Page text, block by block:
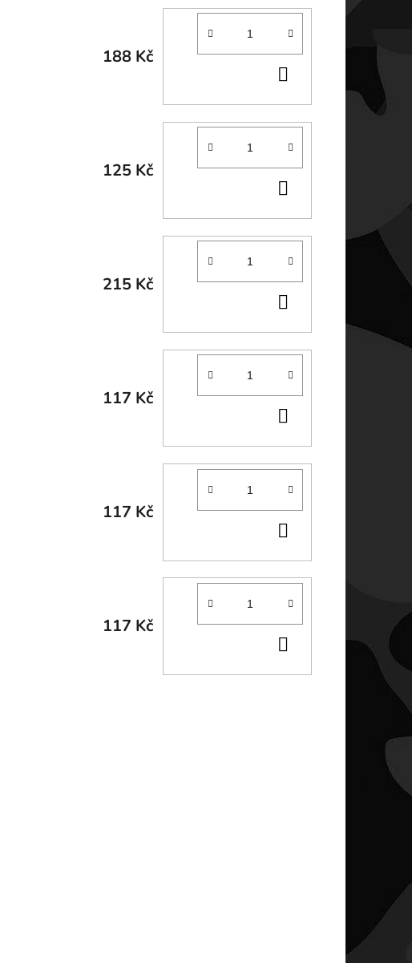
188 Kč
KOŠÍKU
125 Kč
KOŠÍKU
215 Kč
KOŠÍKU
117 Kč
KOŠÍKU
117 Kč
KOŠÍKU
117 Kč
KOŠÍKU